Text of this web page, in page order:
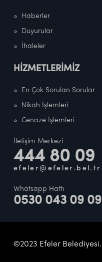
Haberler
Duyurular
İhaleler
HİZMETLERİMİZ
En Çok Sorulan Sorular
Nikah İşlemleri
Cenaze İşlemleri
İletişim Merkezi
444 80 09
efeler@efeler.bel.tr
Whatsapp Hattı
0530 043 09 09
©2023 Efeler Belediyesi.